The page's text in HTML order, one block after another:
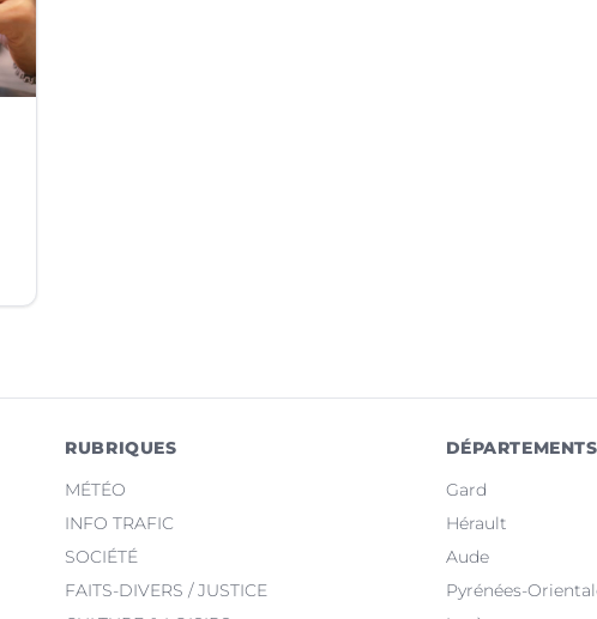
RUBRIQUES
MÉTÉO
INFO TRAFIC
SOCIÉTÉ
FAITS-DIVERS / JUSTICE
DÉPARTEMENTS
Gard
Hérault
Aude
Pyrénées-